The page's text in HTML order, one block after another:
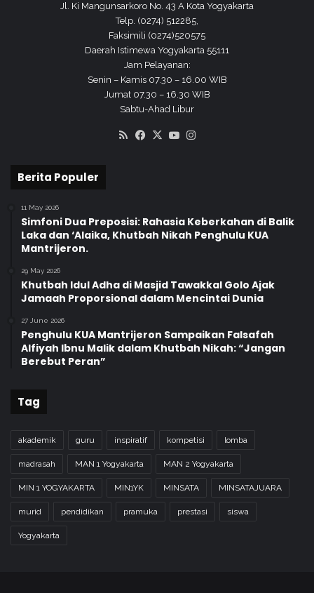
Jl. Ki Mangunsarkoro No. 43 A Kota Yogyakarta
Telp. (0274) 512285,
Faksimili (0274)520575
Daerah Istimewa Yogyakarta 55111
Jam Pelayanan:
Senin – Kamis 07.30 – 16.00 WIB
Jumat 07.30 – 16.30 WIB
Sabtu-Ahad Libur
RSS Facebook
X YouTube
Berita Populer
11 May 2026
Simfoni Dua Preposisi: Rahasia Keberkahan di Balik
Laka dan ‘Alaika, Khutbah Nikah Penghulu KUA
Mantrijeron.
29 May 2026
Khutbah Idul Adha di Masjid Tawakkal Golo Ajak
Jamaah Proporsional dalam Mencintai Dunia
27 June 2026
Penghulu KUA Mantrijeron Sampaikan Falsafah
Alfiyah Ibnu Malik dalam Khutbah Nikah: “Jangan
Berebut Peran”
Tag
akademik guru inspiratif kompetisi lomba
madrasah MAN 1 Yogyakarta MAN 2 Yogyakarta
MIN 1 YOGYAKARTA MIN1YK MINSATA MINSATAJUARA
murid pendidikan pramuka prestasi siswa
Yogyakarta